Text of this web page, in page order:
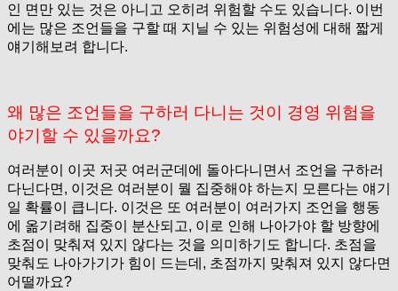
인 면만 있는 것은 아니고 오히려 위험할 수도 있습니다. 이번
에는 많은 조언들을 구할 때 지닐 수 있는 위험성에 대해 짧게
얘기해보려 합니다.
왜 많은 조언들을 구하러 다니는 것이 경영 위험을
야기할 수 있을까요?
여러분이 이곳 저곳 여러군데에 돌아다니면서 조언을 구하러
다닌다면, 이것은 여러분이 뭘 집중해야 하는지 모른다는 얘기
일 확률이 큽니다. 이것은 또 여러분이 여러가지 조언을 행동
에 옮기려해 집중이 분산되고, 이로 인해 나아가야 할 방향에
초점이 맞춰져 있지 않다는 것을 의미하기도 합니다. 초점을
맞춰도 나아가기가 힘이 드는데, 초점까지 맞춰져 있지 않다면
어떨까요?